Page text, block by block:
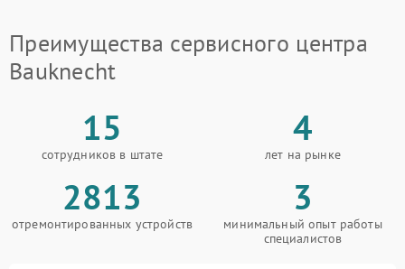
Преимущества сервисного центра
Bauknecht
15
сотрудников в штате
4
лет на рынке
2813
отремонтированных устройств
3
минимальный опыт работы
специалистов